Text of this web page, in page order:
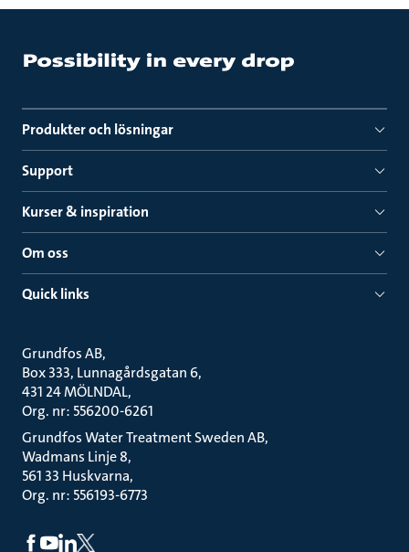
Produkter och lösningar
Support
Kurser & inspiration
Om oss
Quick links
Grundfos AB
Box 333, Lunnagårdsgatan 6
431 24 MÖLNDAL
Org. nr: 556200-6261
Grundfos Water Treatment Sweden AB
Wadmans Linje 8
561 33 Huskvarna
Org. nr: 556193-6773